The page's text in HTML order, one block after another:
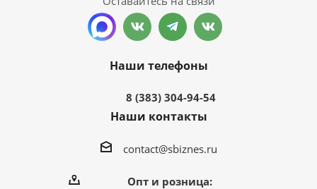
Наши телефоны
8 (383) 304-94-54
Наши контакты
contact@sbiznes.ru
Опт и розница: